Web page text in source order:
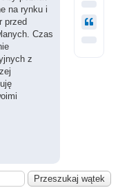
na rynku i
przed
Czas
z